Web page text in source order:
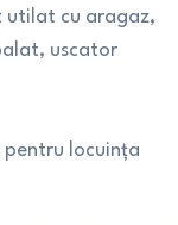
utilat cu aragaz,
uscator
locuința